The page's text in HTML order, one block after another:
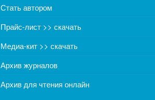
Стать автором
Прайс-лист >> скачать
Медиа-кит >> скачать
Архив журналов
Архив для чтения онлайн